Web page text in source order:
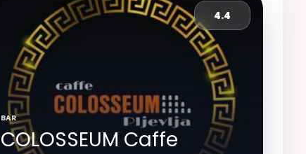
4.4
BAR
COLOSSEUM Caffe